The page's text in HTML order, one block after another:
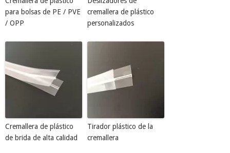
para bolsas de PE / PVE
/ OPP
cremallera de plástico
personalizados
Cremallera de plástico
de brida de alta calidad
Tirador plástico de la
cremallera